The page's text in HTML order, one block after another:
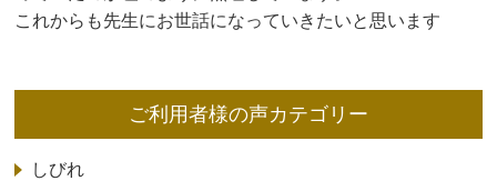
これからも先生にお世話になっていきたいと思います
ご利用者様の声カテゴリー
しびれ